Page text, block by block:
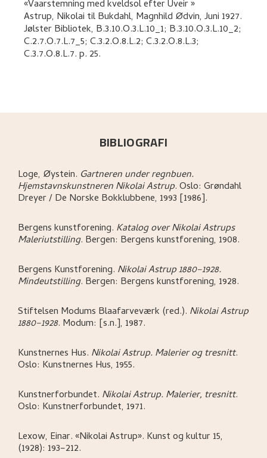
Vaarstemning med kveldsol efter Ùveir
Astrup, Nikolai tilBukdahl, Magnhild Ødvin, Juni 1927.
Jølster Bibliotek, B.3.10.O.3.L.10_1; B.3.10.O.3.L.10_2;
C.2.7.O.7.L.7_5; C.3.2.O.8.L.2; C.3.2.O.8.L.3;
C.3.7.O.8.L.7.p. 25.
BIBLIOGRAFI
Loge, Øystein. Gartneren under regnbuen.
Hjemstavnskunstneren Nikolai Astrup.Oslo: Grøndahl
Dreyer / De Norske Bokklubbene, 1993 [1986].
Bergens kunstforening. Katalog over Nikolai Astrups
Maleriutstilling. Bergen: Bergens kunstforening, 1908.
Bergens Kunstforening. Nikolai Astrup 1880–1928.
Mindeutstilling. Bergen: Bergens kunstforening, 1928.
Stiftelsen Modums Blaafarveværk (red.). Nikolai Astrup
1880–1928. Modum: [s.n.], 1987.
Kunstnernes Hus. Nikolai Astrup. Malerier og tresnitt.
Oslo: Kunstnernes Hus, 1955.
Kunstnerforbundet. Nikolai Astrup. Malerier, tresnitt.
Oslo: Kunstnerforbundet, 1971.
Lexow, Einar.«Nikolai Astrup». Kunst og kultur 15,
(1928): 193–212.